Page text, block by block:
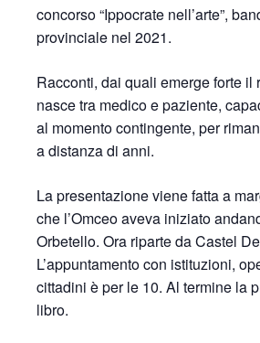
concorso “Ippocrate nell’arte”,
provinciale nel 2021.
Racconti, dai quali emerge forte il
nasce tra medico e paziente,
al momento contingente, per
a distanza di anni.
La presentazione viene fatta a
che l’Omceo aveva iniziato
Orbetello. Ora riparte da Castel
L’appuntamento con istituzioni,
cittadini è per le 10. Al termine la
libro.